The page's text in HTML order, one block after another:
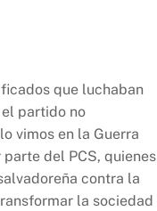
que luchaban
partido no
vimos en la Guerra
del PCS, quienes
contra la
la sociedad